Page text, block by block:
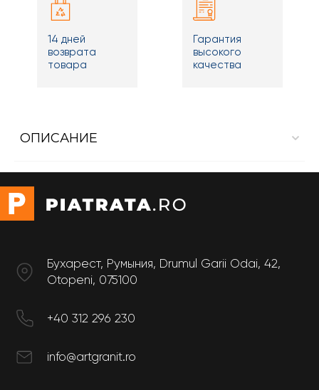
14 дней
возврата
товара
Гарантия
высокого
качества
ОПИСАНИЕ
Pазмер
Толщина: 20 мм
Бухарест, Румыния, Drumul Garii Odai, 42,
Otopeni, 075100
+40 312 296 230
info@artgranit.ro